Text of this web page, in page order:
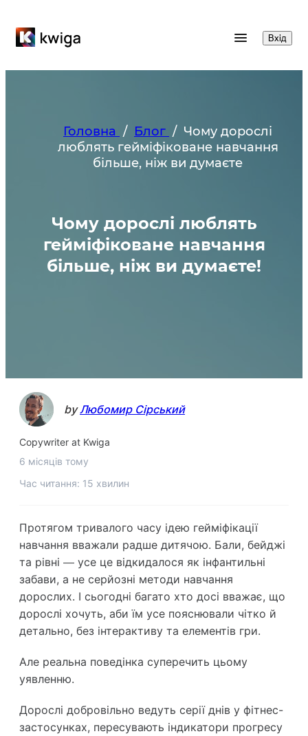
Вхід
Головна / Блог / Чому дорослі
люблять гейміфіковане навчання
більше, ніж ви думаєте
Чому дорослі люблять
гейміфіковане навчання
більше, ніж ви думаєте!
byЛюбомир Сірський
Copywriter at Kwiga
6 місяців тому
Час читання: 15 хвилин
Протягом тривалого часу ідею гейміфікації
навчання вважали радше дитячою. Бали, бейджі
та рівні — усе це відкидалося як інфантильні
забави, а не серйозні методи навчання
дорослих. І сьогодні багато хто досі вважає, що
дорослі хочуть, аби їм усе пояснювали чітко й
детально, без інтерактиву та елементів гри.
Але реальна поведінка суперечить цьому
уявленню.
Дорослі добровільно ведуть серії днів у фітнес-
застосунках, пересувають індикатори прогресу